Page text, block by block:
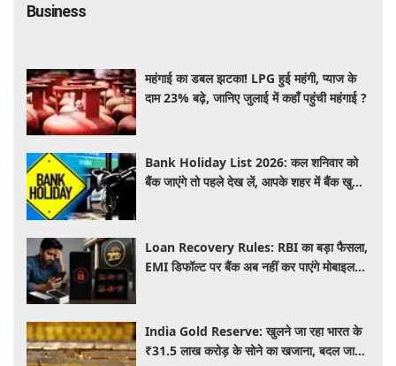
Business
महंगाई का डबल झटका! LPG हुई महंगी, प्याज के
दाम 23% बढ़े, जानिए जुलाई में कहाँ पहुंची महंगाई ?
Bank Holiday List 2026: कल शनिवार को
बैंक जाएंगे तो पहले देख लें, आपके शहर में बैंक खुले
Loan Recovery Rules: RBI का बड़ा फैसला,
EMI डिफॉल्ट पर बैंक अब नहीं कर पाएंगे मोबाइल
India Gold Reserve: खुलने जा रहा भारत के
₹31.5 लाख करोड़ के सोने का खजाना, बदल जाएगा